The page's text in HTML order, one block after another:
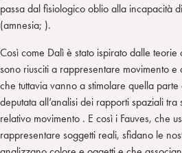
passa dal fisiologico oblio alla incapacità
(amnesia; ).
Così come Dalì è stato ispirato dalle teorie
sono riusciti a rappresentare movimento e
che tuttavia vanno a stimolare quella
deputata all’analisi dei rapporti spaziali tra
relativo movimento . E così i Fauves, che
rappresentare soggetti reali, sfidano le